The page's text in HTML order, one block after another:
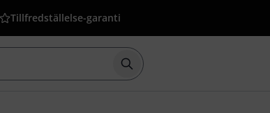
Tillfredställelse-garanti
Börja sökningen med